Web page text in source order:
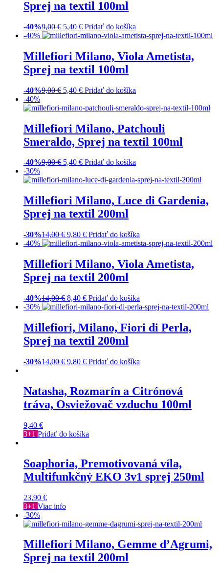
Sprej na textil 100ml
-40%9,00€ 5,40 € Pridať do košíka
-40%
Millefiori Milano, Viola Ametista,
Sprej na textil 100ml
-40%9,00€ 5,40 € Pridať do košíka
-40%
Millefiori Milano, Patchouli
Smeraldo, Sprej na textil 100ml
-40%9,00€ 5,40 € Pridať do košíka
-30%
Millefiori Milano, Luce di Gardenia,
Sprej na textil 200ml
-30%14,00€ 9,80 € Pridať do košíka
-40%
Millefiori Milano, Viola Ametista,
Sprej na textil 200ml
-40%14,00€ 8,40 € Pridať do košíka
-30%
Millefiori, Milano, Fiori di Perla,
Sprej na textil 200ml
-30%14,00€ 9,80 € Pridať do košíka
Natasha, Rozmarín a Citrónová
tráva, Osviežovač vzduchu 100ml
9,40 €
3+1 Pridať do košíka
Soaphoria, Premotivovaná víla,
Multifunkčný EKO 3v1 sprej 250ml
23,90 €
3+1 Viac info
-30%
Millefiori Milano, Gemme d’Agrumi,
Sprej na textil 200ml